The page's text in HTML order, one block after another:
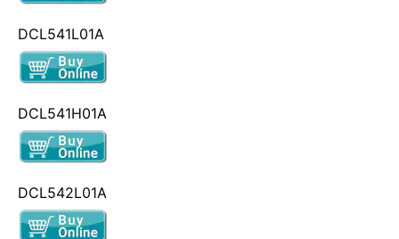
DCL541L01A
DCL541H01A
DCL542L01A